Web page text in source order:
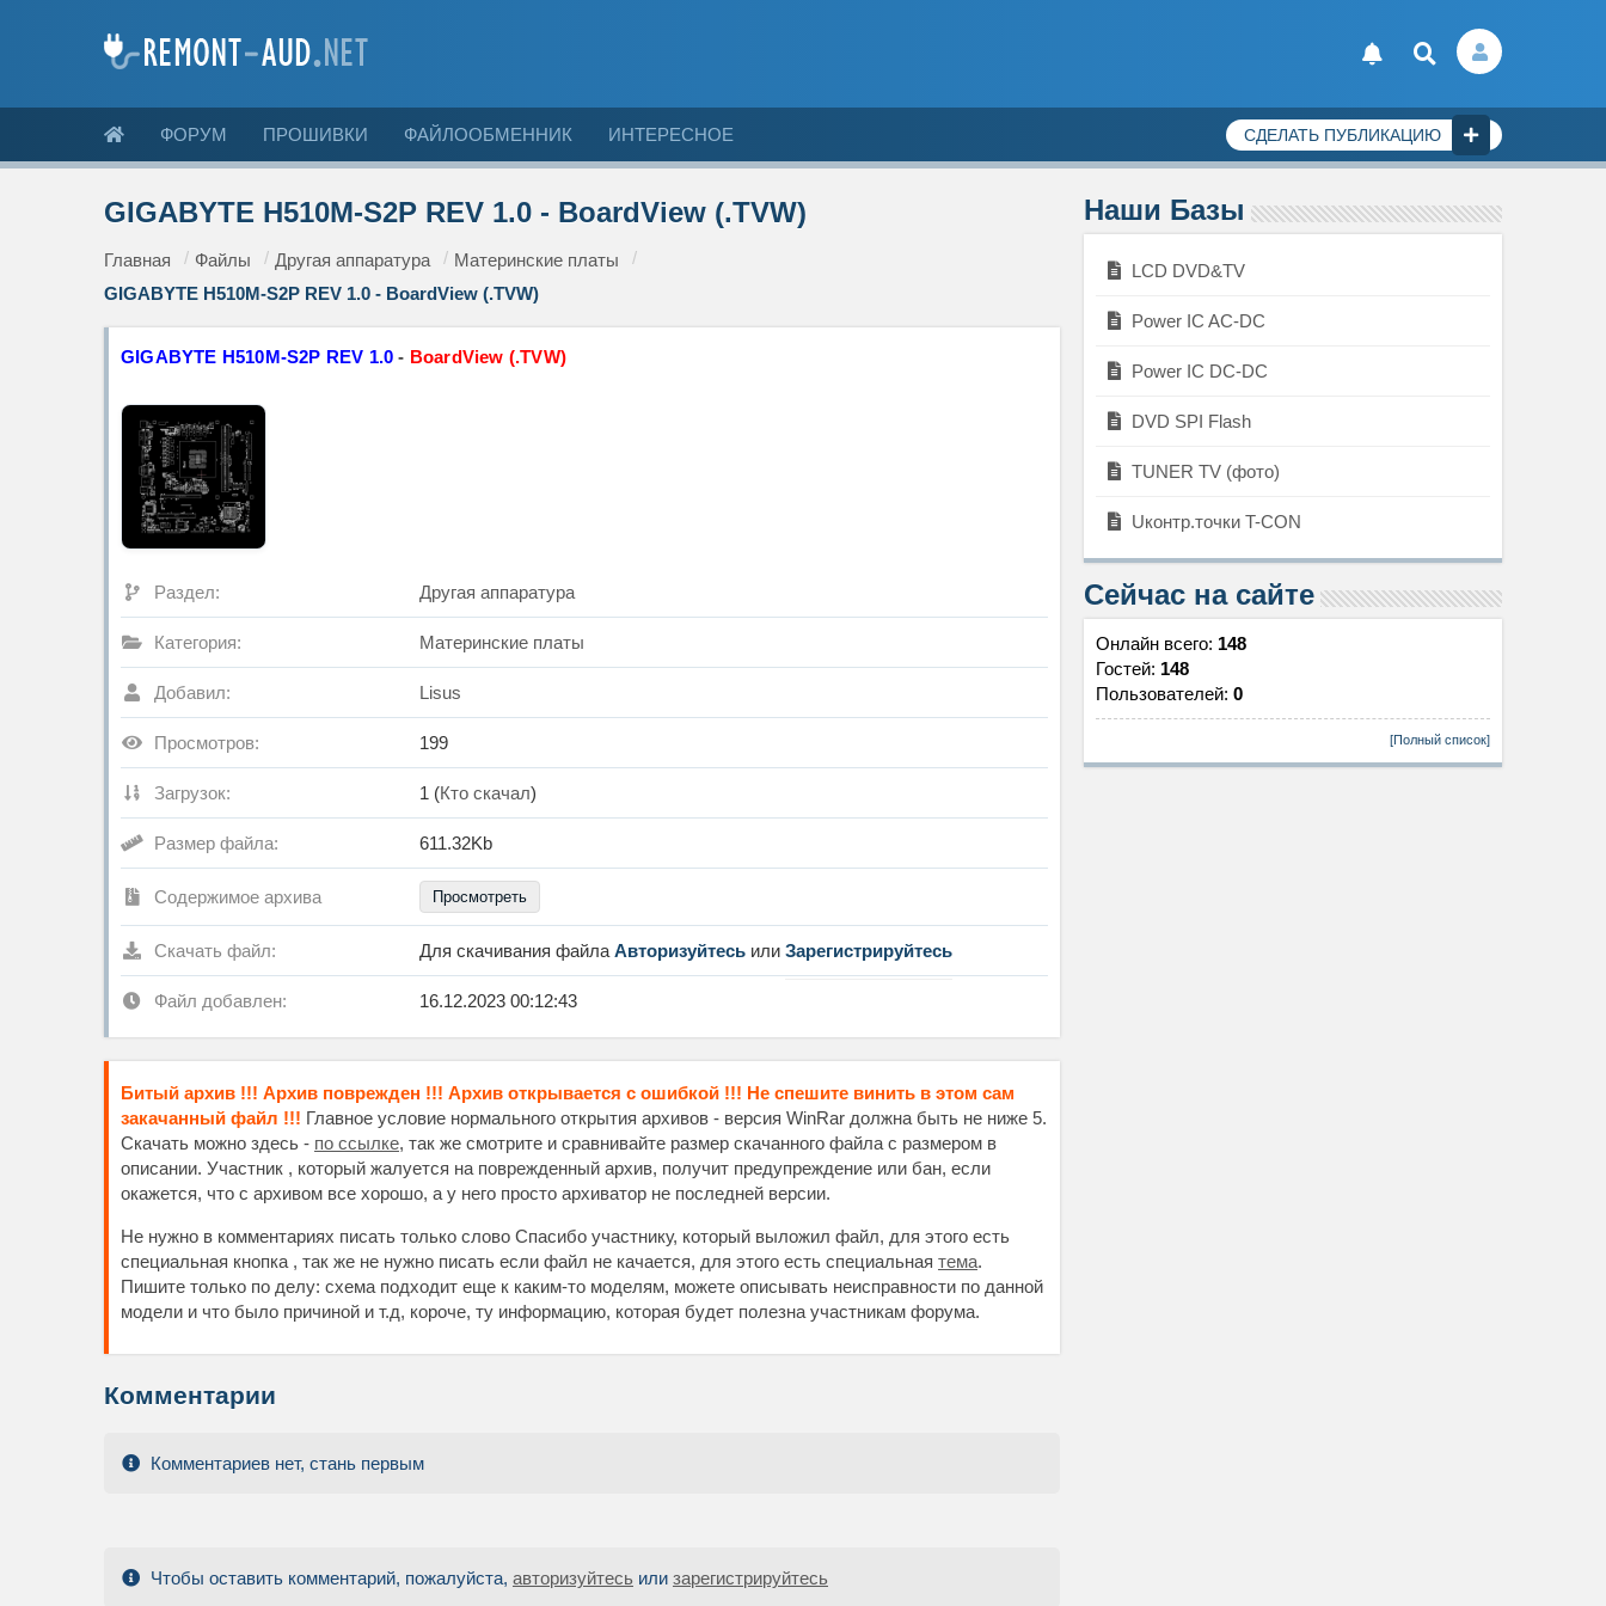
ФОРУМ ПРОШИВКИ ФАЙЛООБМЕННИК ИНТЕРЕСНОЕ СДЕЛАТЬ ПУБЛИКАЦИЮ
GIGABYTE H510M-S2P REV 1.0 - BoardView (.TVW)
Главная Файлы Другая аппаратура
Материнские платы
GIGABYTE H510M-S2P REV 1.0 - BoardView (.TVW)
GIGABYTE H510M-S2P REV 1.0 - BoardView (.TVW)
Раздел: Другая аппаратура
Категория: Материнские платы
Добавил: Lisus
Просмотров: 199
Загрузок: 1 (Кто скачал)
Размер файла: 611.32Kb
Содержимое архива Просмотреть
Скачать файл: Для скачивания файла Авторизуйтесь или Зарегистрируйтесь
Файл добавлен: 16.12.2023 00:12:43
Битый архив !!! Архив поврежден !!! Архив открывается с ошибкой !!! Не спешите винить в этом сам
закачанный файл !!! Главное условие нормального открытия архивов - версия WinRar должна быть не ниже 5.
Скачать можно здесь - по ссылке, так же смотрите и сравнивайте размер скачанного файла с размером в
описании. Участник , который жалуется на поврежденный архив, получит предупреждение или бан, если
окажется, что с архивом все хорошо, а у него просто архиватор не последней версии.
Не нужно в комментариях писать только слово Спасибо участнику, который выложил файл, для этого есть
специальная кнопка , так же не нужно писать если файл не качается, для этого есть специальная тема.
Пишите только по делу: схема подходит еще к каким-то моделям, можете описывать неисправности по данной
модели и что было причиной и т.д, короче, ту информацию, которая будет полезна участникам форума.
Комментарии
Комментариев нет, стань первым
Чтобы оставить комментарий, пожалуйста, авторизуйтесь или зарегистрируйтесь
Наши Базы
LCD DVD&TV
Power IC AC-DC
Power IC DC-DC
DVD SPI Flash
TUNER TV (фото)
Uконтр.точки T-CON
Сейчас на сайте
Онлайн всего: 148
Гостей: 148
Пользователей: 0
[Полный список]